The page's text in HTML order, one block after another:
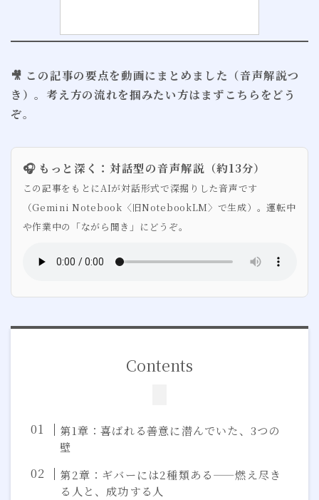
🎥 この記事の要点を動画にまとめました（音声解説つ
き）。考え方の流れを掴みたい方はまずこちらをどう
ぞ。
🎧 もっと深く：対話型の音声解説（約13分）
この記事をもとにAIが対話形式で深掘りした音声です
（Gemini Notebook〈旧NotebookLM〉で生成）。運転中
や作業中の「ながら聞き」にどうぞ。
Contents
第1章：喜ばれる善意に潜んでいた、3つの
壁
第2章：ギバーには2種類ある——燃え尽き
る人と、成功する人